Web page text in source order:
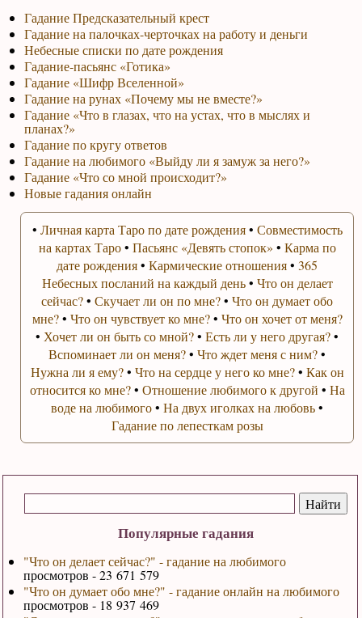
Популярные гадания
"Что он делает сейчас?" - гадание на любимого
просмотров - 23 671 579
"Что он думает обо мне?" - гадание онлайн на любимого
просмотров - 18 937 469
Гадание Предсказательный крест
Гадание на палочках-черточках на работу и деньги
Небесные списки по дате рождения
Гадание-пасьянс «Готика»
Гадание «Шифр Вселенной»
Гадание на рунах «Почему мы не вместе?»
Гадание «Что в глазах, что на устах, что в мыслях и
планах?»
Гадание по кругу ответов
Гадание на любимого «Выйду ли я замуж за него?»
Гадание «Что со мной происходит?»
Новые гадания онлайн
• Личная карта Таро по дате рождения• Совместимость
на картах Таро• Пасьянс «Девять стопок» • Карма по
дате рождения•Кармические отношения•365
Небесных посланий на каждый день• Что он делает
сейчас?•Скучает ли он по мне?•Что он думает обо
мне?• Что он чувствует ко мне?• Что он хочет от меня?
• Хочет ли он быть со мной?•Есть ли у него другая?•
Вспоминает ли он меня?•Что ждет меня с ним?•
Нужна ли я ему?• Что на сердце у него ко мне?• Как он
относится ко мне?• Отношение любимого к другой • На
воде на любимого•На двух иголках на любовь•
Гадание по лепесткам розы